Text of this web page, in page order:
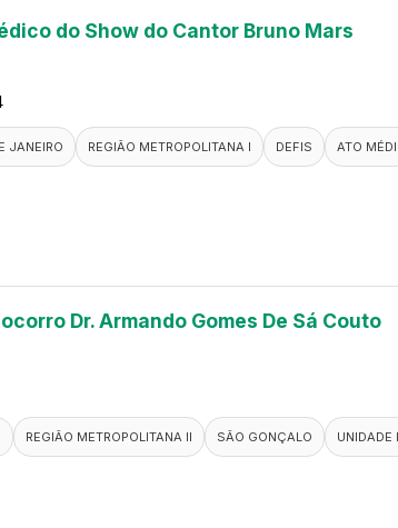
do Show do Cantor Bruno Mars
JANEIRO REGIÃO METROPOLITANA I DEFIS ATO
Dr. Armando Gomes De Sá Couto
REGIÃO METROPOLITANA II SÃO GONÇALO UNIDADE